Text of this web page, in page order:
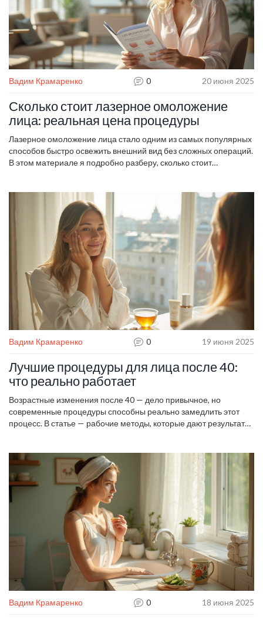
Вадим Крамаренко 0 20 июня 2025
Сколько стоит лазерное омоложение
лица: реальная цена процедуры
Лазерное омоложение лица стало одним из самых популярных
способов быстро освежить внешний вид без сложных операций.
В этом материале я подробно разберу, сколько стоит
перед походом к косметологу и есть ли способы сэкономить.
Поделюсь конкретными советами для тех, кто ищет
действительно хороший результат за разумные деньги. По
итогам вы сможете точно определить, подходит ли вам данный
метод и как не переплатить зря.
Вадим Крамаренко 0 19 июня 2025
Лучшие процедуры для лица после 40:
что реально работает
Возрастные изменения после 40 — дело привычное, но
современные процедуры способны реально замедлить этот
процесс. В статье — рабочие методы, которые дают результат
конкретными схемами ухода. Всё, чтобы выглядеть свежо и не
тратить время и деньги впустую.
Вадим Крамаренко 0 18 июня 2025